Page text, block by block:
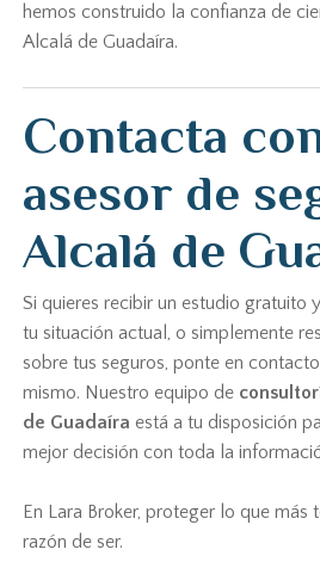
hemos construido la confianza de
Alcalá de Guadaíra.
Contacta
asesor de
Alcalá de
Si quieres recibir un estudio gratuito
tu situación actual, o simplemente
sobre tus seguros, ponte en
mismo. Nuestro equipo de
de Guadaíra está a tu disposición
mejor decisión con toda la
En Lara Broker, proteger lo que más
razón de ser.